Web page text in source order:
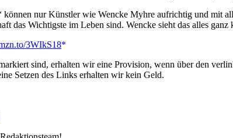
können nur Künstler wie Wencke Myhre aufrichtig und mit
das Wichtigste im Leben sind. Wencke sieht das alles
3WIkS18
sind, erhalten wir eine Provision, wenn über den
Setzen des Links erhalten wir kein Geld.